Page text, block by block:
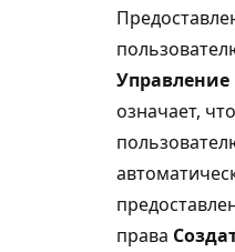
Управление
означает, что
права